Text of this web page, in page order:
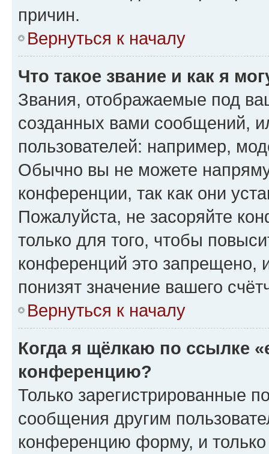
причин.
Вернуться к началу
Что такое звание и как я
Звания, отображаемые под
созданных вами сообщений,
пользователей: например,
Обычно вы не можете
конференции, так как они
Пожалуйста, не засоряйте
только для того, чтобы
конференций это запрещено,
понизят значение вашего
Вернуться к началу
Когда я щёлкаю по ссылке
конференцию?
Только зарегистрированные
сообщения другим
конференцию форму, и